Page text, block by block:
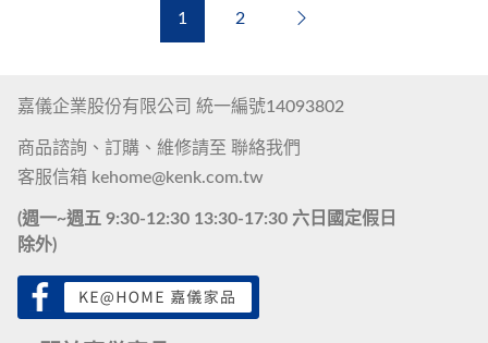
1 2
嘉儀企業股份有限公司 統一編號14093802
商品諮詢、訂購、維修請至 聯絡我們
客服信箱 kehome@kenk.com.tw
(週一~週五 9:30-12:30 13:30-17:30 六日國定假日
除外)